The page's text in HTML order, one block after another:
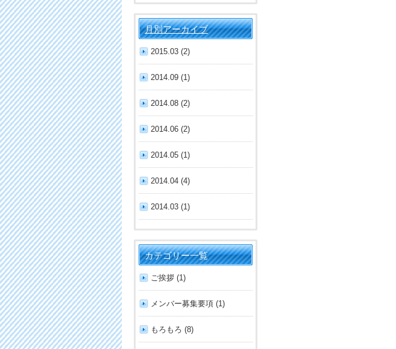
月別アーカイブ
2015.03 (2)
2014.09 (1)
2014.08 (2)
2014.06 (2)
2014.05 (1)
2014.04 (4)
2014.03 (1)
カテゴリー一覧
ご挨拶 (1)
メンバー募集要項 (1)
もろもろ (8)